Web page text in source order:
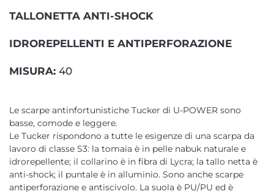
TALLONETTA ANTI-SHOCK
IDROREPELLENTI E ANTIPERFORAZIONE
MISURA: 40
Le scarpe antinfortunistiche Tucker di U-POWER sono
basse, comode e leggere.
Le Tucker rispondono a tutte le esigenze di una scarpa da
lavoro di classe S3: la tomaia è in pelle nabuk naturale e
idrorepellente; il collarino è in fibra di Lycra; la tallo netta è
anti-shock; il puntale è in alluminio. Sono anche scarpe
antiperforazione e antiscivolo. La suola è PU/PU ed è